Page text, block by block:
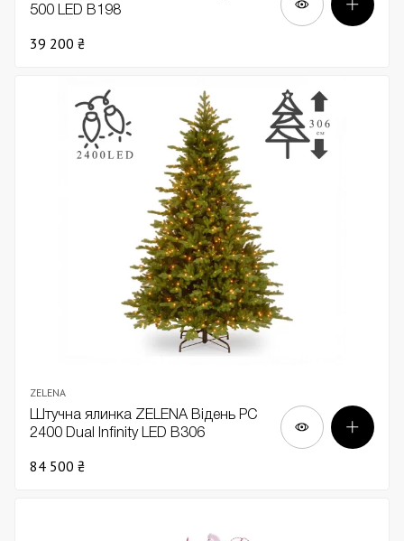
500 LED В198
39 200 ₴
ZELENA
Штучна ялинка ZELENA Відень PC
2400 Dual Infinity LED В306
84 500 ₴